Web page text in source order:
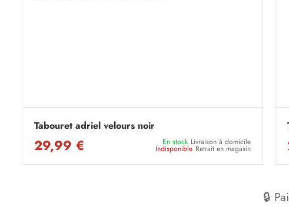
Tabouret adriel velours noir
29,99 € En stock Livraison à domicile
Indisponible Retrait en magasin
🔒